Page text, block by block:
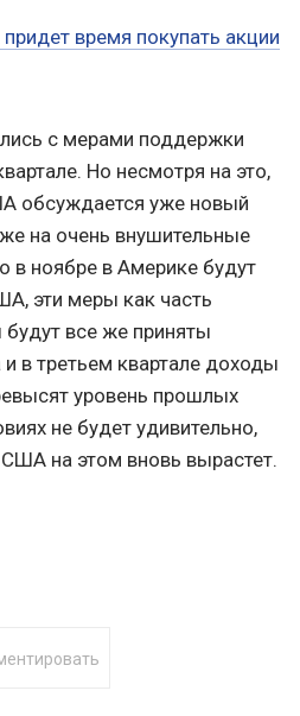
время покупать акции
с мерами поддержки
Но несмотря на это,
обсуждается уже новый
на очень внушительные
в ноябре в Америке будут
эти меры как часть
все же приняты
в третьем квартале доходы
уровень прошлых
не будет удивительно,
на этом вновь вырастет.